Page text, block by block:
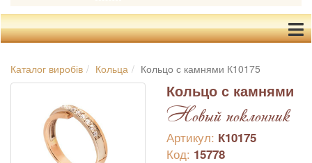
Каталог виробів Кольца Кольцо с камнями К10175
Кольцо с камнями
Новый поклонник
Артикул: К10175
Код: 15778